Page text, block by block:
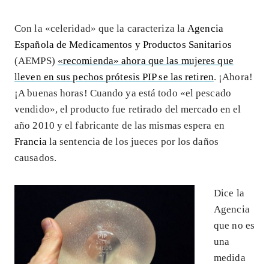
Con la «celeridad» que la caracteriza la Agencia
Española de Medicamentos y Productos Sanitarios
(AEMPS) «recomienda» ahora que las mujeres que
lleven en sus pechos prótesis PIP se las retiren. ¡Ahora!
¡A buenas horas! Cuando ya está todo «el pescado
vendido», el producto fue retirado del mercado en el
año 2010 y el fabricante de las mismas espera en
Francia la sentencia de los jueces por los daños
causados.
Dice la
Agencia
que no es
una
medida